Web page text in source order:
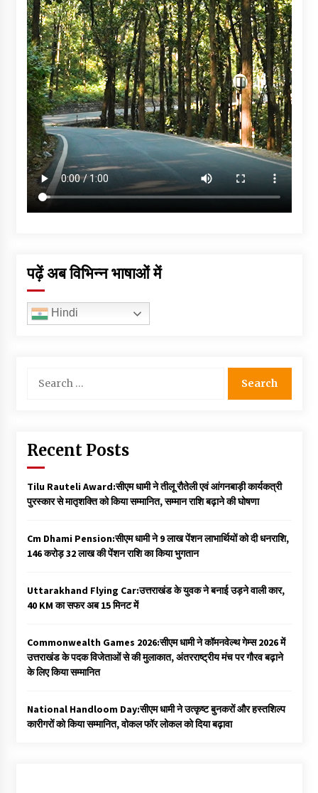
पढ़ें अब विभिन्न भाषाओं में
Hindi
for:
Recent Posts
Tilu Rauteli Award:सीएम धामी ने तीलू रौतेली एवं आंगनबाड़ी कार्यकत्री
पुरस्कार से मातृशक्ति को किया सम्मानित, सम्मान राशि बढ़ाने की घोषणा
Cm Dhami Pension:सीएम धामी ने 9 लाख पेंशन लाभार्थियों को दी धनराशि, ₹
146 करोड़ 32 लाख की पेंशन राशि का किया भुगतान
Uttarakhand Flying Car:उत्तराखंड के युवक ने बनाई उड़ने वाली कार,
40 KM का सफर अब 15 मिनट में
Commonwealth Games 2026:सीएम धामी ने कॉमनवेल्थ गेम्स 2026 में
उत्तराखंड के पदक विजेताओं से की मुलाकात, अंतरराष्ट्रीय मंच पर गौरव बढ़ाने
के लिए किया सम्मानित
National Handloom Day:सीएम धामी ने उत्कृष्ट बुनकरों और हस्तशिल्प
कारीगरों को किया सम्मानित, वोकल फॉर लोकल को दिया बढ़ावा